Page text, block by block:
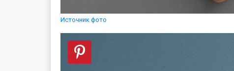
Источник фото